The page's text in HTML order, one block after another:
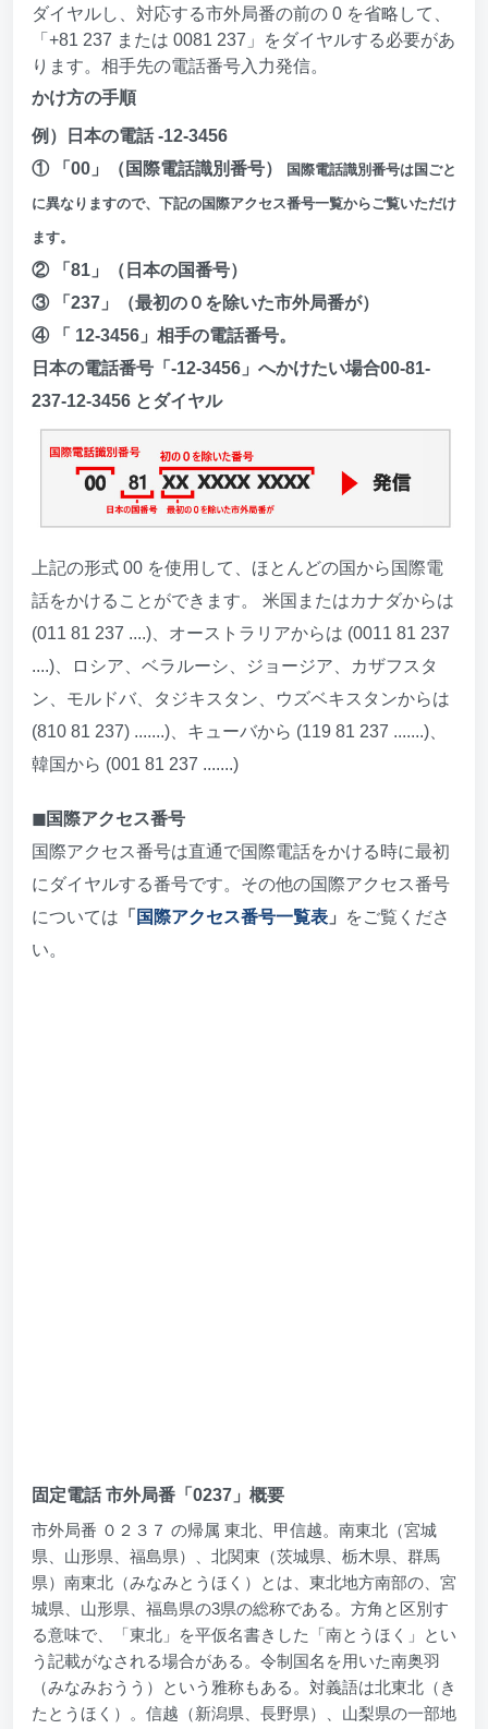
ダイヤルし、対応する市外局番の前の 0 を省略して、
「+81 237 または 0081 237」をダイヤルする必要があ
ります。相手先の電話番号入力発信。
かけ方の手順
例）日本の電話 -12-3456
① 「00」（国際電話識別番号）
国際電話識別番号は国ごと
に異なりますので、下記の国際アクセス番号一覧からご覧いただけ
ます。
② 「81」（日本の国番号）
③ 「237」（最初の０を除いた市外局番が）
④ 「 12-3456」相手の電話番号。
日本の電話番号「-12-3456」へかけたい場合00-81-
237-12-3456 とダイヤル
上記の形式 00 を使用して、ほとんどの国から国際電
話をかけることができます。 米国またはカナダからは
(011 81 237 ....)、オーストラリアからは (0011 81 237
....)、ロシア、ベラルーシ、ジョージア、カザフスタ
ン、モルドバ、タジキスタン、ウズベキスタンからは
(810 81 237) .......)、キューバから (119 81 237 .......)、
韓国から (001 81 237 .......)
◼︎国際アクセス番号
国際アクセス番号は直通で国際電話をかける時に最初
にダイヤルする番号です。その他の国際アクセス番号
については 「 国際アクセス番号一覧表 」
をご覧くださ
い。
固定電話 市外局番「0237」概要
市外局番 ０２３７ の帰属 東北、甲信越。南東北（宮城
県、山形県、福島県）、北関東（茨城県、栃木県、群馬
県）南東北（みなみとうほく）とは、東北地方南部の、宮
城県、山形県、福島県の3県の総称である。方角と区別す
る意味で、「東北」を平仮名書きした「南とうほく」とい
う記載がなされる場合がある。令制国名を用いた南奥羽
（みなみおうう）という雅称もある。対義語は北東北（き
たとうほく）。信越（新潟県、長野県）、山梨県の一部地